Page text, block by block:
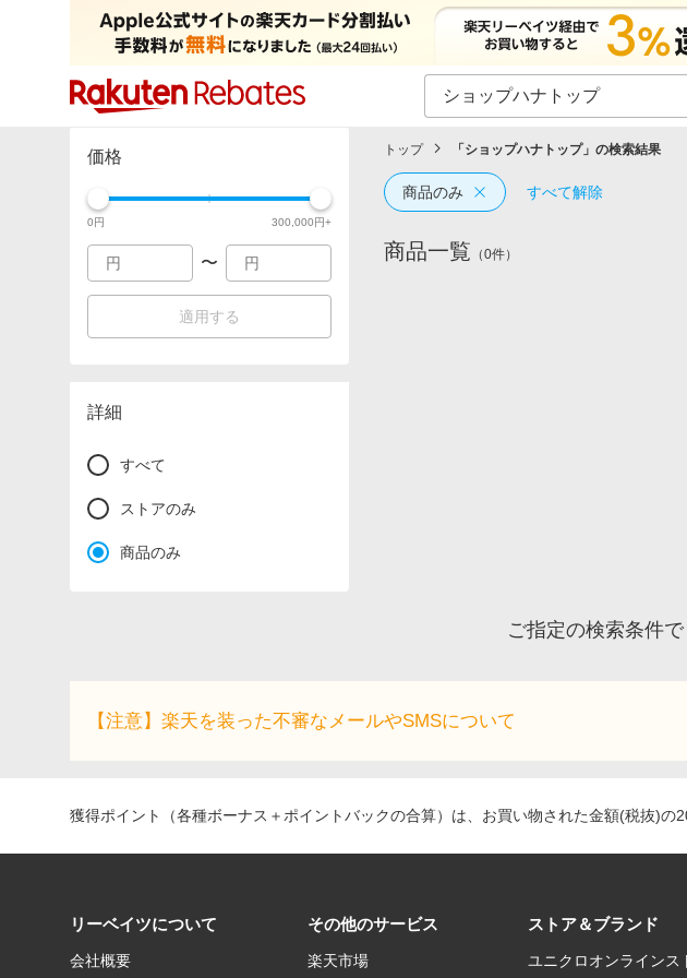
カテゴリー一覧 イベント一覧 ショッピング
価格
0円 300,000円+
〜
適用する
詳細
すべて
ストアのみ
商品のみ
トップ 「 ショップハナトップ」の検索結果
商品のみ すべて解除
商品一覧 （0件）
ご指定の検索条件
【注意】楽天を装った不審なメールやSMSについて
獲得ポイント（各種ボーナス＋ポイントバックの合算）は、お買い物された金額(税抜)
リーベイツについて
会社概要
その他のサービス
楽天市場
ストア＆ブランド
ユニクロオンラインス